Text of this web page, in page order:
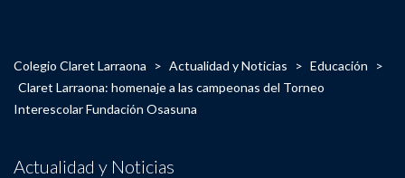
Colegio Claret Larraona > Actualidad y Noticias > Educación
>
Claret Larraona: homenaje a las campeonas del Torneo
Interescolar Fundación Osasuna
Actualidad y Noticias